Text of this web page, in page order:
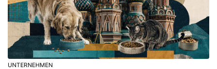
UNTERNEHMEN